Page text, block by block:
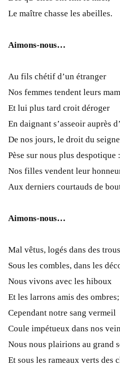
Le maître chasse les abeilles.
Aimons-nous…
Au fils chétif d’un étranger
Nos femmes tendent leurs
Et lui plus tard croit déroger
En daignant s’asseoir auprès
De nos jours, le droit du
Pèse sur nous plus despotique :
Nos filles vendent leur
Aux derniers courtauds de
Aimons-nous…
Mal vêtus, logés dans des
Sous les combles, dans les
Nous vivons avec les hiboux
Et les larrons amis des ombres;
Cependant notre sang vermeil
Coule impétueux dans nos
Nous nous plairions au grand
Et sous les rameaux verts des